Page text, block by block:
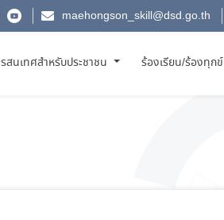
maehongson_skill@dsd.go.th
สนเทศสำหรับประชาชน ร้องเรียน/ร้องทุกข์